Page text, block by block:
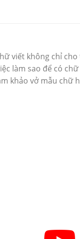
viết không chỉ
làm sao để có
khảo vở mẫu chữ